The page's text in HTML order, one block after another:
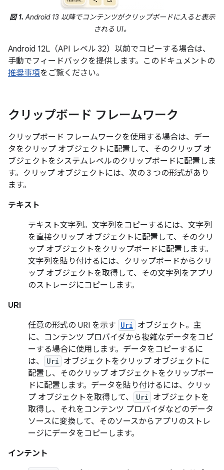
図 1. Android 13 以降でコンテンツがクリップボードに入ると表示
される UI。
Android 12L（API レベル 32）以前でコピーする場合は、
手動でフィードバックを提供します。このドキュメントの
推奨事項をご覧ください。
クリップボード フレームワーク
クリップボード フレームワークを使用する場合は、デー
タをクリップ オブジェクトに配置して、そのクリップ オ
ブジェクトをシステムレベルのクリップボードに配置しま
す。クリップ オブジェクトには、次の 3 つの形式があり
ます。
テキスト
テキスト文字列。文字列をコピーするには、文字列
を直接クリップ オブジェクトに配置して、そのクリ
ップ オブジェクトをクリップボードに配置します。
文字列を貼り付けるには、クリップボードからクリ
ップ オブジェクトを取得して、その文字列をアプリ
のストレージにコピーします。
URI
任意の形式の URI を示す Uri オブジェクト。主
に、コンテンツ プロバイダから複雑なデータをコピ
ーする場合に使用します。データをコピーするに
は、
Uri オブジェクトをクリップ オブジェクトに
配置し、そのクリップ オブジェクトをクリップボー
ドに配置します。データを貼り付けるには、クリッ
プ オブジェクトを取得して、
Uri オブジェクトを
取得し、それをコンテンツ プロバイダなどのデータ
ソースに変換して、そのソースからアプリのストレ
ージにデータをコピーします。
インテント